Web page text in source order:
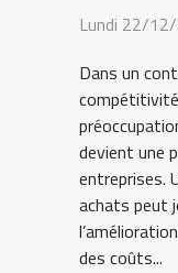
Lundi 22/
Dans un
devient une
entreprises.
achats peut
des coûts...